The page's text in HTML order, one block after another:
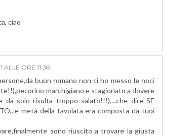
ciao
ALLE ORE 11:38
buon romano non ci ho messo le noci
marchigiano e stagionato a dovere
solo risulta troppo salato!!!),...che dire SE
metà della tavolata era composta da tuoi
sono riuscito a trovare la giusta